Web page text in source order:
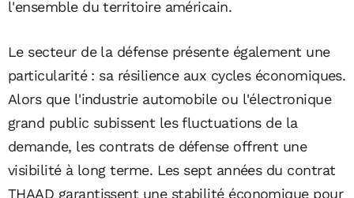
l'ensemble du territoire américain.
Le secteur de la défense présente également une
particularité : sa résilience aux cycles économiques.
Alors que l'industrie automobile ou l'électronique
grand public subissent les fluctuations de la
demande, les contrats de défense offrent une
visibilité à long terme. Les sept années du contrat
THAAD garantissent une stabilité économique pour